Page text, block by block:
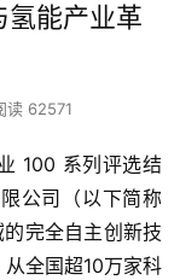
氢能产业革
读 62571
100 系列评选结
公司（以下简称
完全自主创新技
全国超10万家科